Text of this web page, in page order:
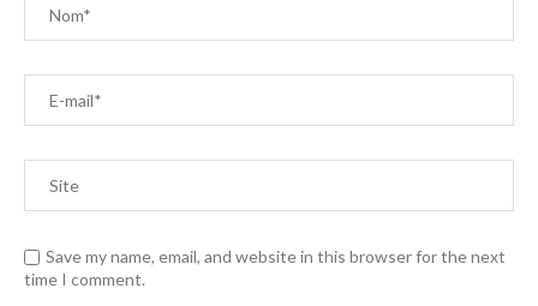
Save my name, email, and website in this browser for the next
time I comment.